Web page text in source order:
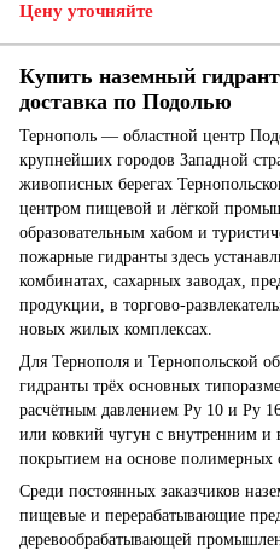
Цену уточняйте
Купить наземный
доставка по Подолью
Тернополь — областной центр
крупнейших городов Западной
живописных берегах
центром пищевой и лёгкой
образовательным хабом и
пожарные гидранты здесь
комбинатах, сахарных заводах,
продукции, в торгово-
новых жилых комплексах.
Для Тернополя и Тернопольской
гидранты трёх основных
расчётным давлением Ру 10 и Ру
или ковкий чугун с внутренним
покрытием на основе полимерных
Среди постоянных заказчиков
пищевые и перерабатывающие
деревообрабатывающей